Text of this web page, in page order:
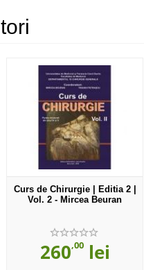
Curs de Chirurgie | Editia 2 |
Vol. 2 - Mircea Beuran
260,00lei